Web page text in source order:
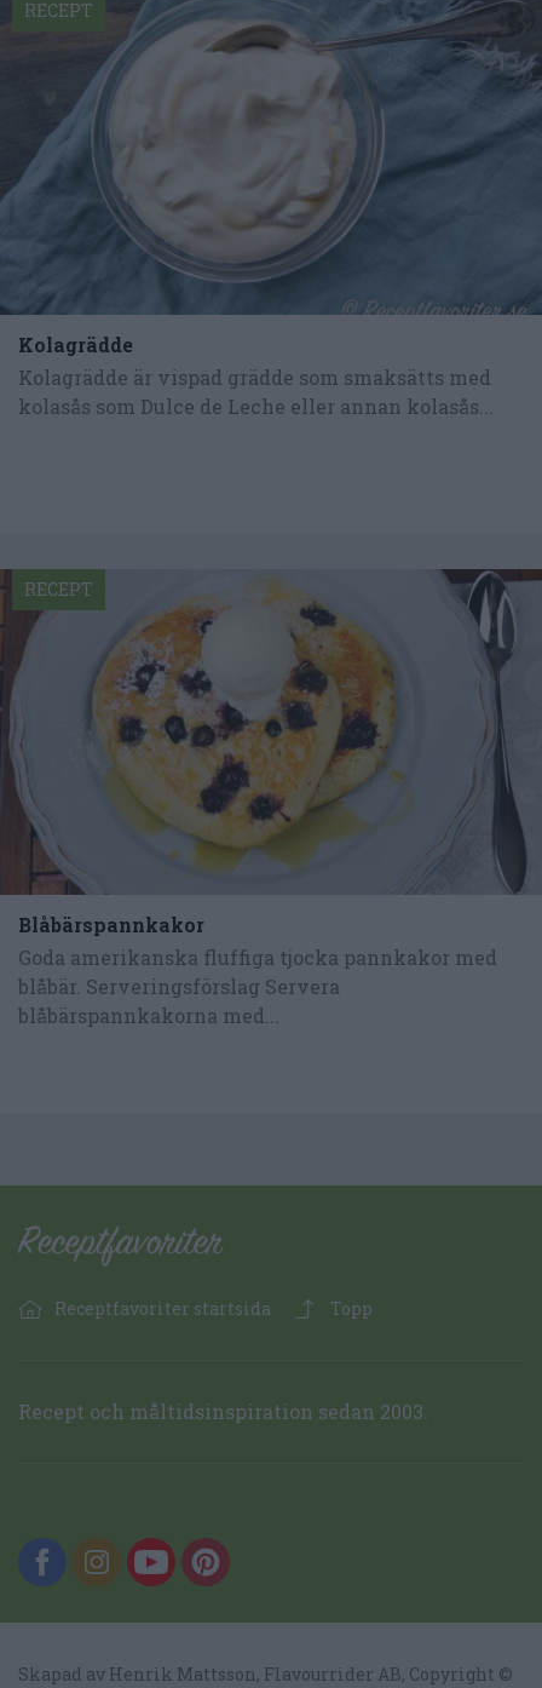
Kolagrädde
Kolagrädde är vispad grädde som smaksätts med
kolasås som Dulce de Leche eller annan kolasås...
RECEPT
Blåbärspannkakor
Goda amerikanska fluffiga tjocka pannkakor med
blåbär. Serveringsförslag Servera
blåbärspannkakorna med...
RECEPT
Receptfavoriter startsida Topp
Recept och måltidsinspiration sedan 2003.
Skapad av Henrik Mattsson, Flavourrider AB, Copyright ©